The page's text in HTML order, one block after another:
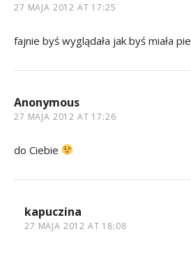
27 MAJA 2012 AT 17:25
fajnie byś wyglądała jak byś miała
Anonymous
27 MAJA 2012 AT 17:26
do Ciebie
kapuczina
27 MAJA 2012 AT 18:08